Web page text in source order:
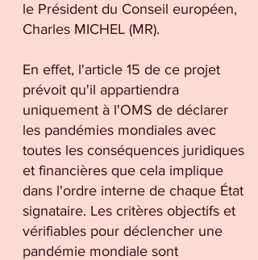
le Président du Conseil européen,
Charles MICHEL (MR).
En effet, l'article 15 de ce projet
prévoit qu'il appartiendra
uniquement à l'OMS de déclarer
les pandémies mondiales avec
toutes les conséquences juridiques
et financières que cela implique
dans l'ordre interne de chaque État
signataire. Les critères objectifs et
vérifiables pour déclencher une
pandémie mondiale sont